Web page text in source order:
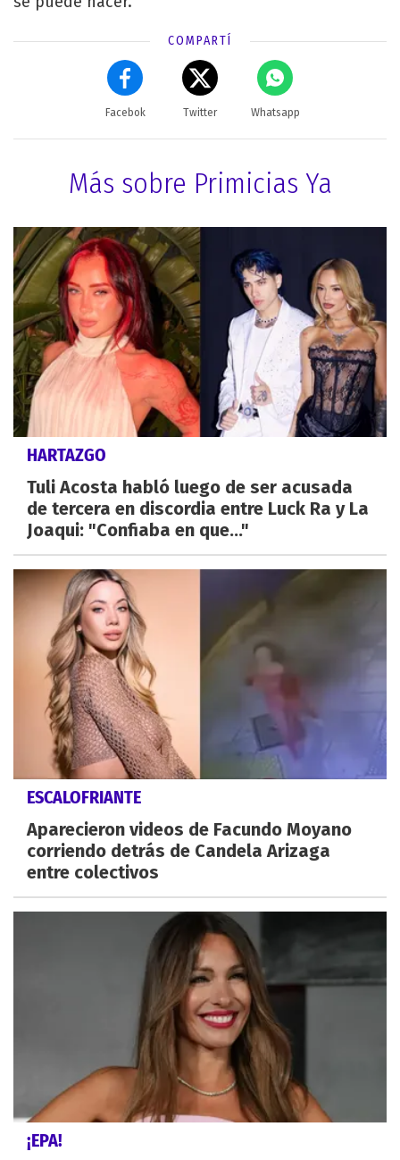
COMPARTÍ
Facebok Twitter Whatsapp
Más sobre Primicias Ya
HARTAZGO
Tuli Acosta habló luego de ser acusada
de tercera en discordia entre Luck Ra y La
Joaqui: "Confiaba en que..."
ESCALOFRIANTE
Aparecieron videos de Facundo Moyano
corriendo detrás de Candela Arizaga
entre colectivos
¡EPA!